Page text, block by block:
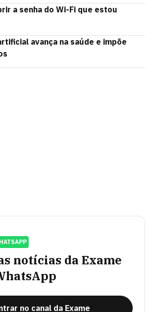
a senha do Wi-Fi que estou
avança na saúde e impõe
notícias da Exame
no canal da Exame